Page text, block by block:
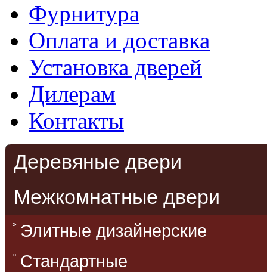
Фурнитура
Оплата и доставка
Установка дверей
Дилерам
Контакты
Деревяные двери
Межкомнатные двери
Элитные дизайнерские
Стандартные